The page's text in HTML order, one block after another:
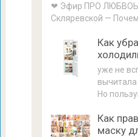
❤ Эфир ПРО ЛЮБВОЬ
Скляревской —
Как
уже не
вычитала
Но
Как
маску